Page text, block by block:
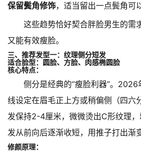
保留鬓角修饰，适当留出一点鬓角可
这些趋势恰好契合胖脸男生的需
又能有效瘦脸。
三、推荐发型一：纹理侧分短发
适合脸型：圆脸、方脸、肉感椭圆脸
核心特点：
侧分是经典的“瘦脸利器”。
线设定在眉毛正上方或稍偏侧（四六
发保持2-4厘米，微微烫出C形纹理
发从前向后逐渐收短，用推子打出渐
修颜原理：